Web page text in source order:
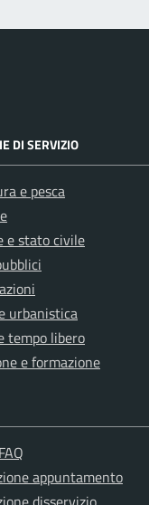
DI SERVIZIO
e pesca
e stato civile
urbanistica
tempo libero
e formazione
appuntamento